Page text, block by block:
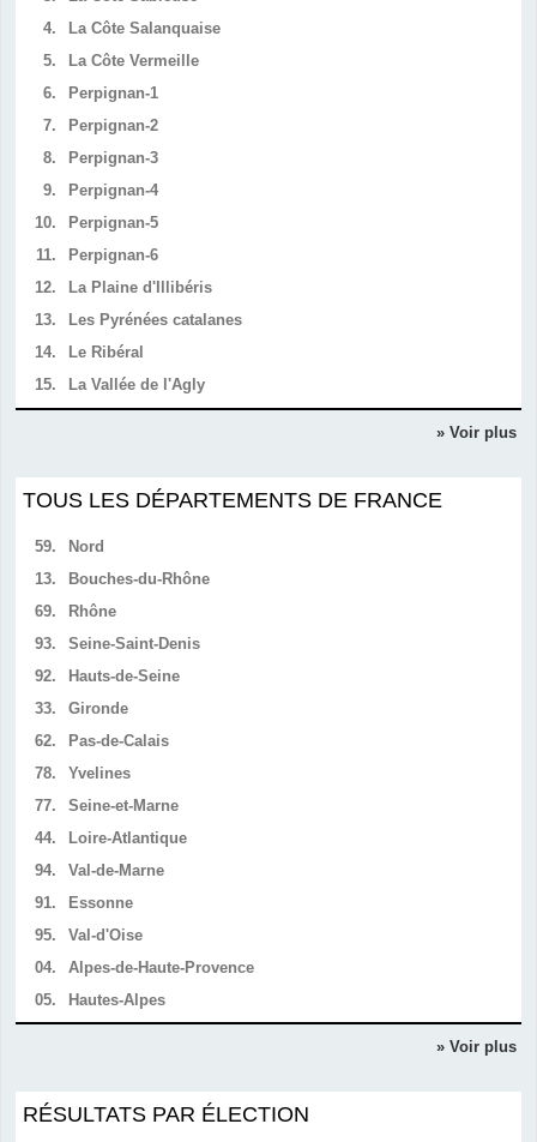
4.
La Côte Salanquaise
5.
La Côte Vermeille
6.
Perpignan-1
7.
Perpignan-2
8.
Perpignan-3
9.
Perpignan-4
10.
Perpignan-5
11.
Perpignan-6
12.
La Plaine d'Illibéris
13.
Les Pyrénées catalanes
14.
Le Ribéral
15.
La Vallée de l'Agly
» Voir plus
TOUS LES DÉPARTEMENTS DE FRANCE
59.
Nord
13.
Bouches-du-Rhône
69.
Rhône
93.
Seine-Saint-Denis
92.
Hauts-de-Seine
33.
Gironde
62.
Pas-de-Calais
78.
Yvelines
77.
Seine-et-Marne
44.
Loire-Atlantique
94.
Val-de-Marne
91.
Essonne
95.
Val-d'Oise
04.
Alpes-de-Haute-Provence
05.
Hautes-Alpes
» Voir plus
RÉSULTATS PAR ÉLECTION